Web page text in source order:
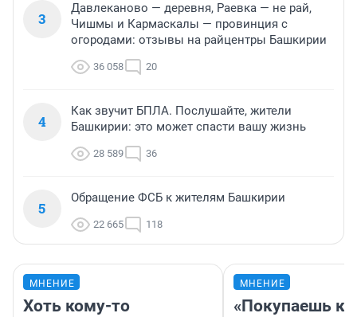
3
Давлеканово — деревня, Раевка — не рай,
Чишмы и Кармаскалы — провинция с
огородами: отзывы на райцентры Башкирии
36 058 20
4
Как звучит БПЛА. Послушайте, жители
Башкирии: это может спасти вашу жизнь
28 589 36
5
Обращение ФСБ к жителям Башкирии
22 665 118
МНЕНИЕ
Хоть кому-то
МНЕНИЕ
«Покупаешь